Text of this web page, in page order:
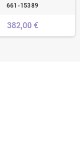
661-15389
382,00 €